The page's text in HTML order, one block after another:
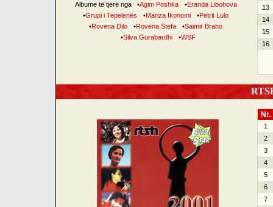
Albume të tjerë nga •Agim Poshka •Eranda Libohova
•Grupi i Tepelenës •Mariza Ikonomi •Petrit Lulo
•Rovena Dilo •Rovena Stefa •Saimir Braho
•Silva Gurabardhi •WSF
13
14
15
16
Nr.
1
2
3
4
5
6
7